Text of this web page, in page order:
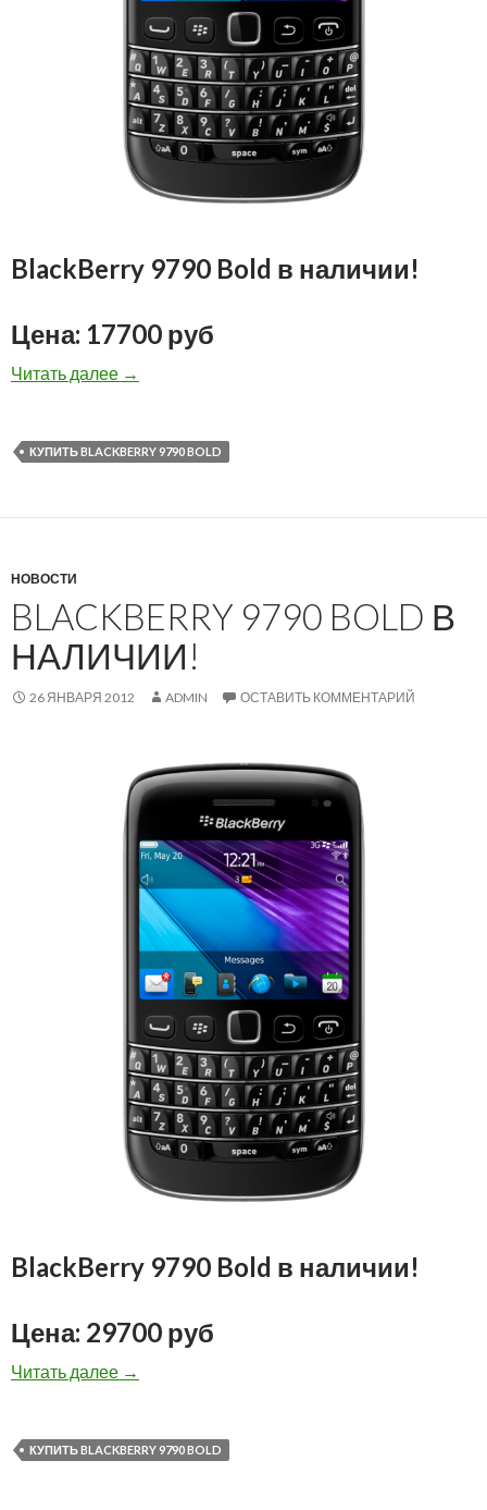
BlackBerry 9790 Bold в наличии!
Цена: 17700 руб
Читать далее BlackBerry 9790 Bold в наличии! Цена: 17700
→
КУПИТЬ BLACKBERRY 9790 BOLD
НОВОСТИ
BLACKBERRY 9790 BOLD В
НАЛИЧИИ!
26 ЯНВАРЯ 2012 ADMIN ОСТАВИТЬ КОММЕНТАРИЙ
BlackBerry 9790 Bold в наличии!
Цена: 29700 руб
Читать далее BlackBerry 9790 Bold в наличии!
→
КУПИТЬ BLACKBERRY 9790 BOLD